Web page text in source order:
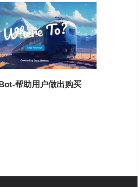
帮助用户做出购买